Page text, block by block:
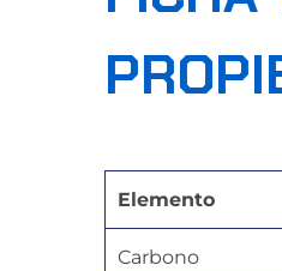
Elemento
Carbono